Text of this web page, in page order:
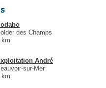
des Champs
km
André
sur-Mer
km